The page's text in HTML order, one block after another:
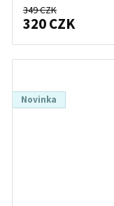
349 CZK
320 CZK
Novinka